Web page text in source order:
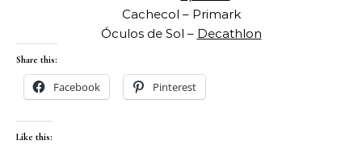
Cachecol – Primark
Óculos de Sol – Decathlon
Share this:
Facebook Pinterest
Like this: